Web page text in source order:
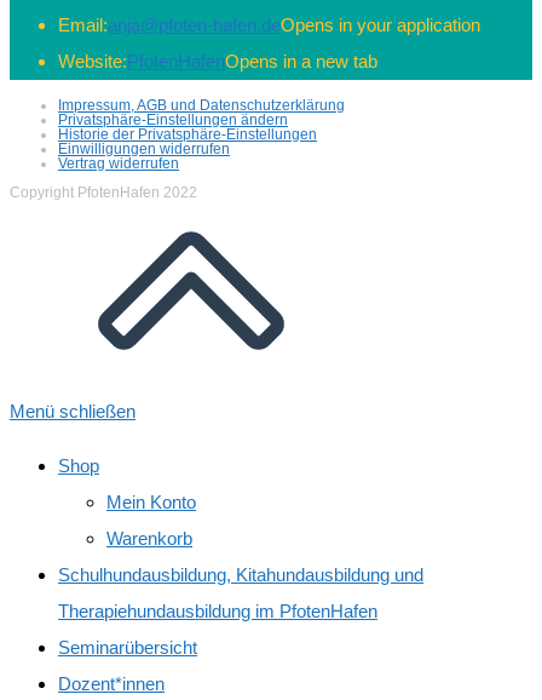
Email:anja@pfoten-hafen.deOpens in your application
Website:PfotenHafenOpens in a new tab
Impressum, AGB und Datenschutzerklärung
Privatsphäre-Einstellungen ändern
Historie der Privatsphäre-Einstellungen
Einwilligungen widerrufen
Vertrag widerrufen
Copyright PfotenHafen 2022
Menü schließen
Shop
Mein Konto
Warenkorb
Schulhundausbildung, Kitahundausbildung und
Therapiehundausbildung im PfotenHafen
Seminarübersicht
Dozent*innen